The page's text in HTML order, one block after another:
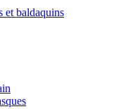
et baldaquins